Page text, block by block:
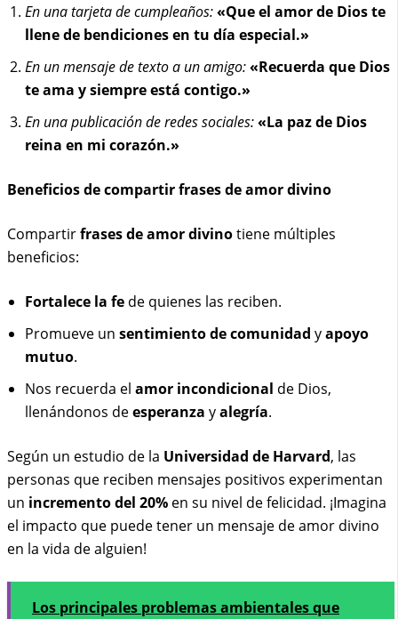
En una tarjeta de cumpleaños:«Que el amor de Dios te
llene de bendiciones en tu día especial.»
En un mensaje de texto a un amigo:«Recuerda que Dios
te ama y siempre está contigo.»
En una publicación de redes sociales:«La paz de Dios
reina en mi corazón.»
Beneficios de compartir frases de amor divino
Compartirfrases de amor divinotiene múltiples
beneficios:
Fortalece la fe de quienes las reciben.
Promueve un sentimiento de comunidad yapoyo
mutuo.
Nos recuerda el amor incondicional de Dios,
llenándonos deesperanza yalegría.
Según un estudio de la Universidad de Harvard, las
personas que reciben mensajes positivos experimentan
un incremento del 20% en su nivel de felicidad. ¡Imagina
el impacto que puede tener un mensaje de amor divino
en la vida de alguien!
Los principales problemas ambientales que